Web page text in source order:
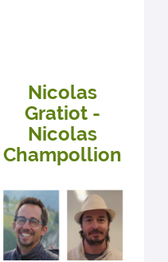
Nicolas
Gratiot -
Nicolas
Champollion